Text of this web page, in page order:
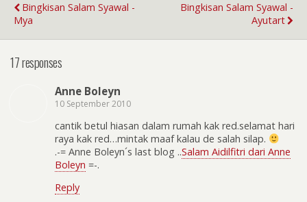
Bingkisan Salam Syawal -
Mya
Bingkisan Salam Syawal -
Ayutart
17 responses
Anne Boleyn
10 September 2010
cantik betul hiasan dalam rumah kak red.selamat hari
raya kak red…mintak maaf kalau de salah silap.
.-= Anne Boleyn´s last blog ..Salam Aidilfitri dari Anne
Boleyn =-.
Reply